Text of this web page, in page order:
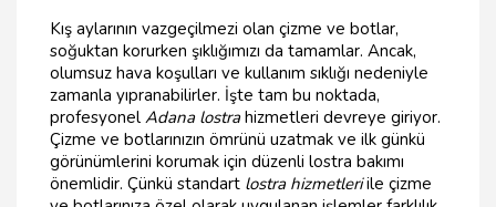
Kış aylarının vazgeçilmezi olan çizme ve botlar,
soğuktan korurken şıklığımızı da tamamlar. Ancak,
olumsuz hava koşulları ve kullanım sıklığı nedeniyle
zamanla yıpranabilirler. İşte tam bu noktada,
profesyonel Adana lostrahizmetleri devreye giriyor.
Çizme ve botlarınızın ömrünü uzatmak ve ilk günkü
görünümlerini korumak için düzenli lostra bakımı
önemlidir. Çünkü standart lostra hizmetleriile çizme